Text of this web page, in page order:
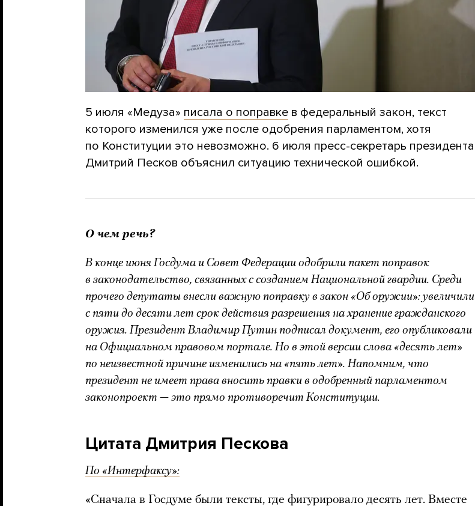
5 июля «Медуза» писала о поправке в федеральный закон, текст
которого изменился уже после одобрения парламентом, хотя
по Конституции это невозможно. 6 июля пресс-секретарь президента
Дмитрий Песков объяснил ситуацию технической ошибкой.
О чем речь?
В конце июня Госдума и Совет Федерации одобрили пакет поправок
в законодательство, связанных с созданием Национальной гвардии. Среди
прочего депутаты внесли важную поправку в закон «Об оружии»: увеличили
с пяти до десяти лет срок действия разрешения на хранение гражданского
оружия. Президент Владимир Путин подписал документ, его опубликовали
на Официальном правовом портале. Но в этой версии слова «десять лет»
по неизвестной причине изменились на «пять лет». Напомним, что
президент не имеет права вносить правки в одобренный парламентом
законопроект — это прямо противоречит Конституции.
Цитата Дмитрия Пескова
По «Интерфаксу»:
«Сначала в Госдуме были тексты, где фигурировало десять лет. Вместе